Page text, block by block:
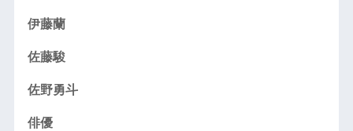
伊藤蘭
佐藤駿
佐野勇斗
俳優